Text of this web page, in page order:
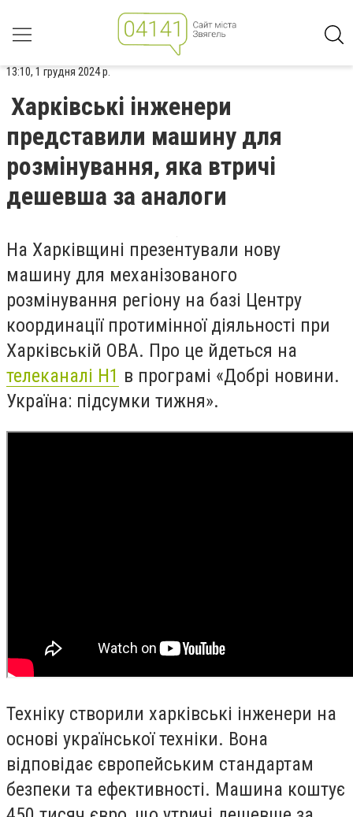
13:10, 1 грудня 2024 р.
Харківські інженери
представили машину для
розмінування, яка втричі
дешевша за аналоги
На Харківщині презентували нову
машину для механізованого
розмінування регіону на базі Центру
координації протимінної діяльності при
Харківській ОВА. Про це йдеться на
телеканалі Н1 в програмі «Добрі новини.
Україна: підсумки тижня».
Техніку створили харківські інженери на
основі української техніки. Вона
відповідає європейським стандартам
безпеки та ефективності. Машина коштує